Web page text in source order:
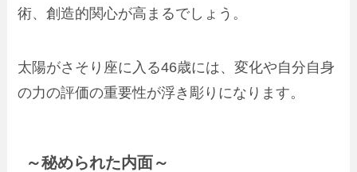
術、創造的関心が高まるでしょう。
太陽がさそり座に入る46歳には、変化や自分自身
の力の評価の重要性が浮き彫りになります。
～秘められた内面～